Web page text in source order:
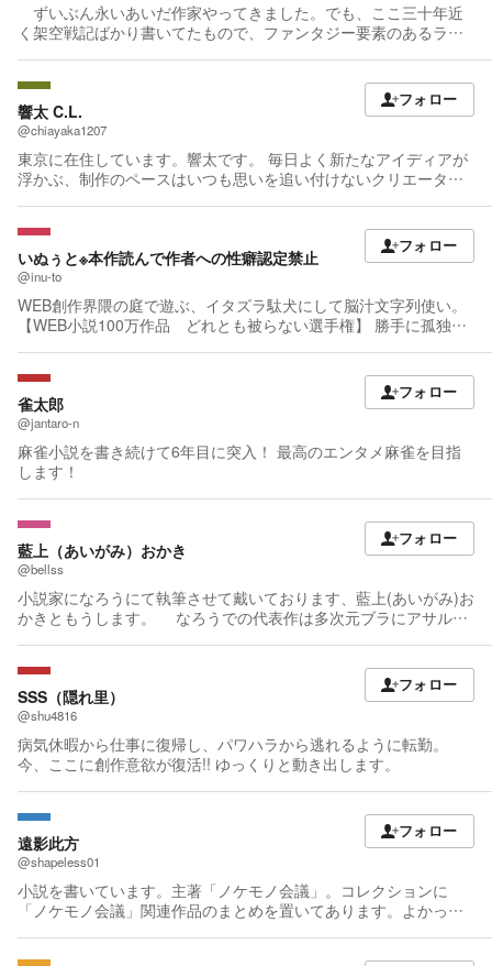
ずいぶん永いあいだ作家やってきました。でも、ここ三十年近
く架空戦記ばかり書いてたもので、ファンタジー要素のあるラノ
た。 というわけで皆様、よろしくお願いします。
響太 C.L.
@chiayaka1207
東京に在住しています。響太です。 毎日よく新たなアイディアが
浮かぶ、制作のペースはいつも思いを追い付けないクリエーター
フォロー
いぬぅと※本作読んで作者への性癖認定禁止
@inu-to
WEB創作界隈の庭で遊ぶ、イタズラ駄犬にして脳汁文字列使い。
【WEB小説100万作品 どれとも被らない選手権】 勝手に孤独に
派。 【重要】応援コメントを頂くと、それに関した裏設定をベラ
ベラ喋ります。（なろう様と同じ仕様、ということ）
フォロー
雀太郎
@jantaro-n
麻雀小説を書き続けて6年目に突入！ 最高のエンタメ麻雀を目指
します！
フォロー
藍上（あいがみ）おかき
@bellss
小説家になろうにて執筆させて戴いております、藍上(あいがみ)お
かきともうします。 なろうでの代表作は多次元ブラにアサルト
がおおいのですけれど、よろしくおねがいします。
フォロー
SSS（隠れ里）
@shu4816
病気休暇から仕事に復帰し、パワハラから逃れるように転勤。
今、ここに創作意欲が復活!! ゆっくりと動き出します。
フォロー
遠影此方
@shapeless01
小説を書いています。主著「ノケモノ会議」。コレクションに
「ノケモノ会議」関連作品のまとめを置いてあります。よかった
フォロー